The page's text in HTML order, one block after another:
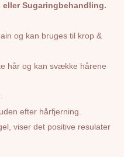
Sugaringbehandling.
og kan bruges til krop &
hår og kan svække hårene
efter hårfjerning.
viser det positive resulater